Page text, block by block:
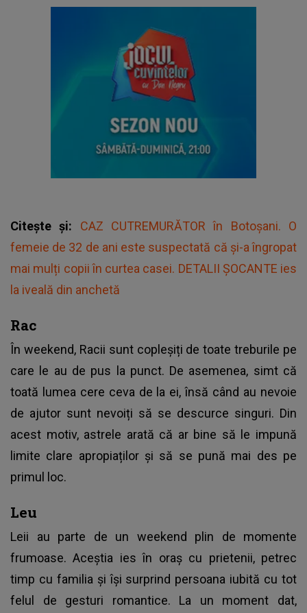
Citește și: CAZ CUTREMURĂTOR în Botoșani. O
femeie de 32 de ani este suspectată că și-a îngropat
mai mulți copii în curtea casei. DETALII ȘOCANTE ies
la iveală din anchetă
Rac
În weekend, Racii sunt copleșiți de toate treburile pe
care le au de pus la punct. De asemenea, simt că
toată lumea cere ceva de la ei, însă când au nevoie
de ajutor sunt nevoiți să se descurce singuri. Din
acest motiv, astrele arată că ar bine să le impună
limite clare apropiaților și să se pună mai des pe
primul loc.
Leu
Leii au parte de un weekend plin de momente
frumoase. Aceștia ies în oraș cu prietenii, petrec
timp cu familia și își surprind persoana iubită cu tot
felul de gesturi romantice. La un moment dat,